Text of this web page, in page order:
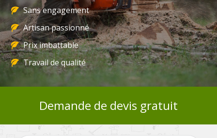
Sans engagement
Artisan passionné
Prix imbattable
Travail de qualité
Demande de devis gratuit